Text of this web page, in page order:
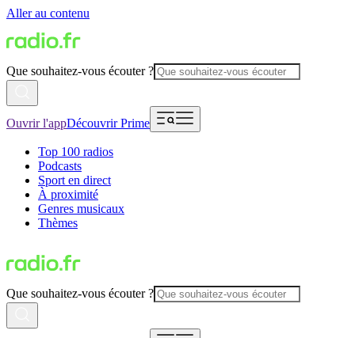
Aller au contenu
Que souhaitez-vous écouter ?
Ouvrir l'appDécouvrir Prime
Top 100 radios
Podcasts
Sport en direct
À proximité
Genres musicaux
Thèmes
Que souhaitez-vous écouter ?